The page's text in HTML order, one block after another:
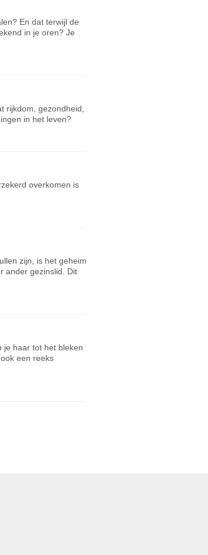
En dat terwijl de
in je oren? Je
rijkdom, gezondheid,
in het leven?
overkomen is
zijn, is het geheim
ander gezinslid. Dit
je haar tot het bleken
een reeks